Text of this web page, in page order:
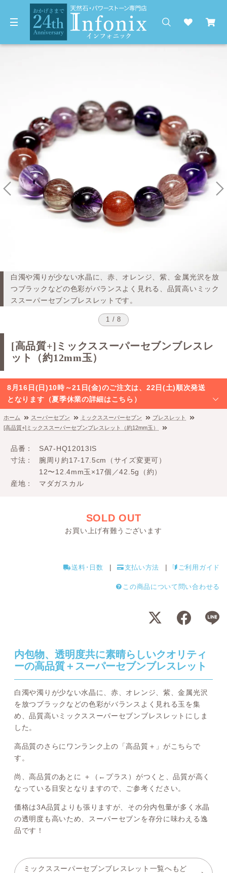
白濁や濁りが少ない水晶に、赤、オレンジ、紫、金属光沢を放
つブラックなどの色彩がバランスよく見れる、品質高いミック
ススーパーセブンブレスレットです。
1 / 8
[高品質+]ミックススーパーセブンブレスレ
ット（約12mm玉）
8月16日(日)10時～21日(金)のご注文は、22日(土)順次発送
となります（夏季休業の詳細はこちら）
ホーム スーパーセブン ミックススーパーセブン
ブレスレット
[高品質+]ミックススーパーセブンブレスレット（約12mm玉）
品番
SA7-HQ12013IS
寸法
腕周り約17-17.5cm（サイズ変更可）
12〜12.4mm玉×17個／42.5g（約）
産地
マダガスカル
SOLD OUT
お買い上げ有難うございます
送料･日数 支払い方法 ご利用ガイド
この商品について問い合わせる
内包物、透明度共に素晴らしいクオリティ
ーの高品質＋スーパーセブンブレスレット
白濁や濁りが少ない水晶に、赤、オレンジ、紫、金属光沢
を放つブラックなどの色彩がバランスよく見れる玉を集
め、品質高いミックススーパーセブンブレスレットにしま
した。
高品質のさらにワンランク上の「高品質＋」がこちらで
す。
尚、高品質のあとに ＋（←プラス）がつくと、品質が高く
なっている目安となりますので、ご参考ください。
価格は3A品質よりも張りますが、その分内包量が多く水晶
の透明度も高いため、スーパーセブンを存分に味わえる逸
品です！
ミックススーパーセブンブレスレット一覧へもど